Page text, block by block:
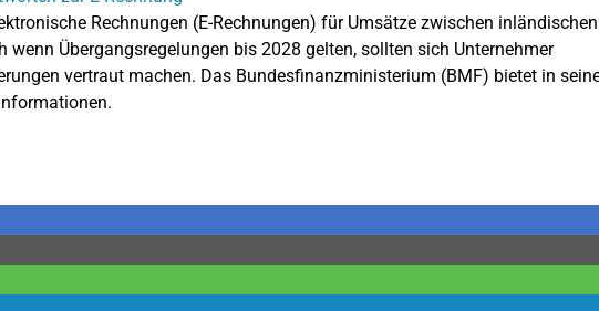
Rechnungen (E-Rechnungen) für Umsätze zwischen inländischen
wenn Übergangsregelungen bis 2028 gelten, sollten sich Unternehmer
vertraut machen. Das Bundesfinanzministerium (BMF) bietet in